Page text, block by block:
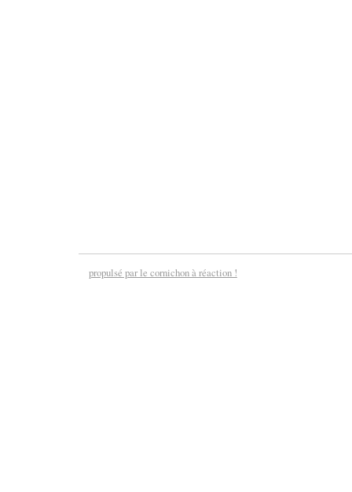
propulsé par le cornichon à réaction !